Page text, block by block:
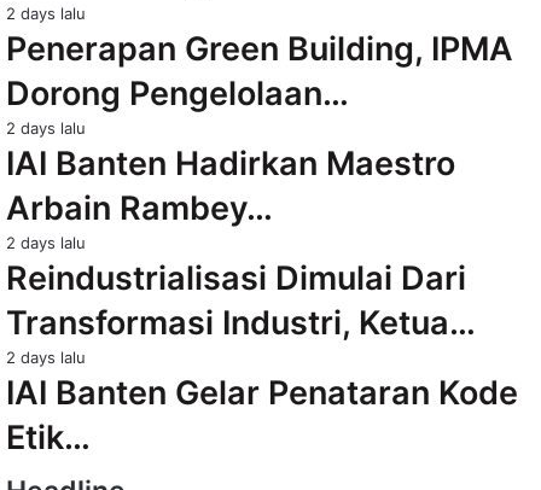
2 days lalu
Penerapan Green Building, IPMA
Dorong Pengelolaan…
2 days lalu
IAI Banten Hadirkan Maestro
Arbain Rambey…
2 days lalu
Reindustrialisasi Dimulai Dari
Transformasi Industri, Ketua…
2 days lalu
IAI Banten Gelar Penataran Kode
Etik…